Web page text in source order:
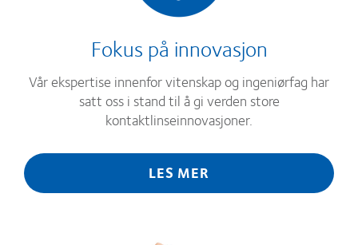
Fokus på innovasjon
Vår ekspertise innenfor vitenskap og ingeniørfag har
satt oss i stand til å gi verden store
kontaktlinseinnovasjoner.
LES MER